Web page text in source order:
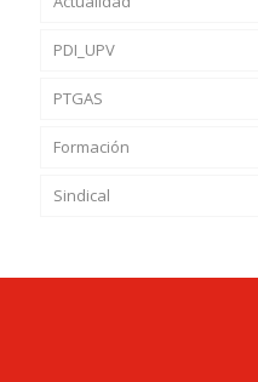
PDI_UPV
PTGAS
Formación
Sindical